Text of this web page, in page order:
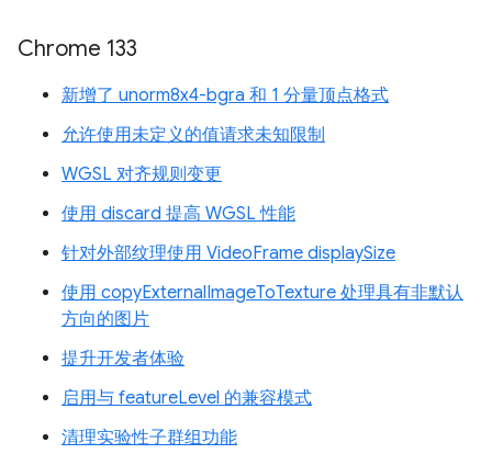
Chrome 133
新增了 unorm8x4-bgra 和 1 分量顶点格式
允许使用未定义的值请求未知限制
WGSL 对齐规则变更
使用 discard 提高 WGSL 性能
针对外部纹理使用 VideoFrame displaySize
使用 copyExternalImageToTexture 处理具有非默认
方向的图片
提升开发者体验
启用与 featureLevel 的兼容模式
清理实验性子群组功能